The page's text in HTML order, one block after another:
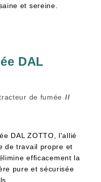
et sereine.
DAL
de fumée
DAL ZOTTO, l'allié
de travail propre et
efficacement la
pure et sécurisée